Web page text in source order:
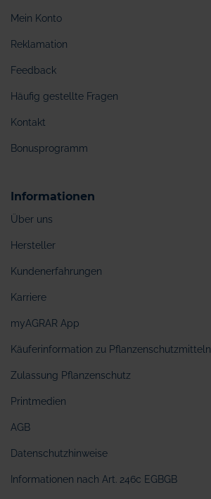
Mein Konto
Reklamation
Feedback
Häufig gestellte Fragen
Kontakt
Bonusprogramm
Informationen
Über uns
Hersteller
Kundenerfahrungen
Karriere
myAGRAR App
Käuferinformation zu Pflanzenschutzmitteln
Zulassung Pflanzenschutz
Printmedien
AGB
Datenschutzhinweise
Informationen nach Art. 246c EGBGB